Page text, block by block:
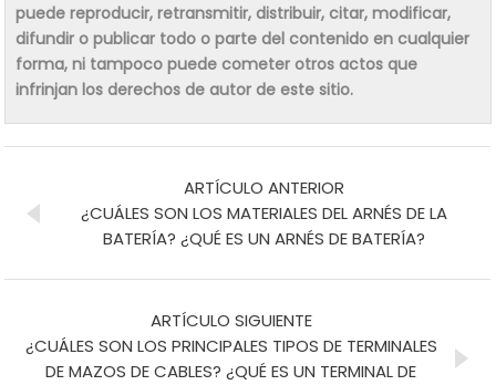
puede reproducir, retransmitir, distribuir, citar, modificar,
difundir o publicar todo o parte del contenido en cualquier
forma, ni tampoco puede cometer otros actos que
infrinjan los derechos de autor de este sitio.
ARTÍCULO ANTERIOR
¿CUÁLES SON LOS MATERIALES DEL ARNÉS DE LA
BATERÍA? ¿QUÉ ES UN ARNÉS DE BATERÍA?
ARTÍCULO SIGUIENTE
¿CUÁLES SON LOS PRINCIPALES TIPOS DE TERMINALES
DE MAZOS DE CABLES? ¿QUÉ ES UN TERMINAL DE